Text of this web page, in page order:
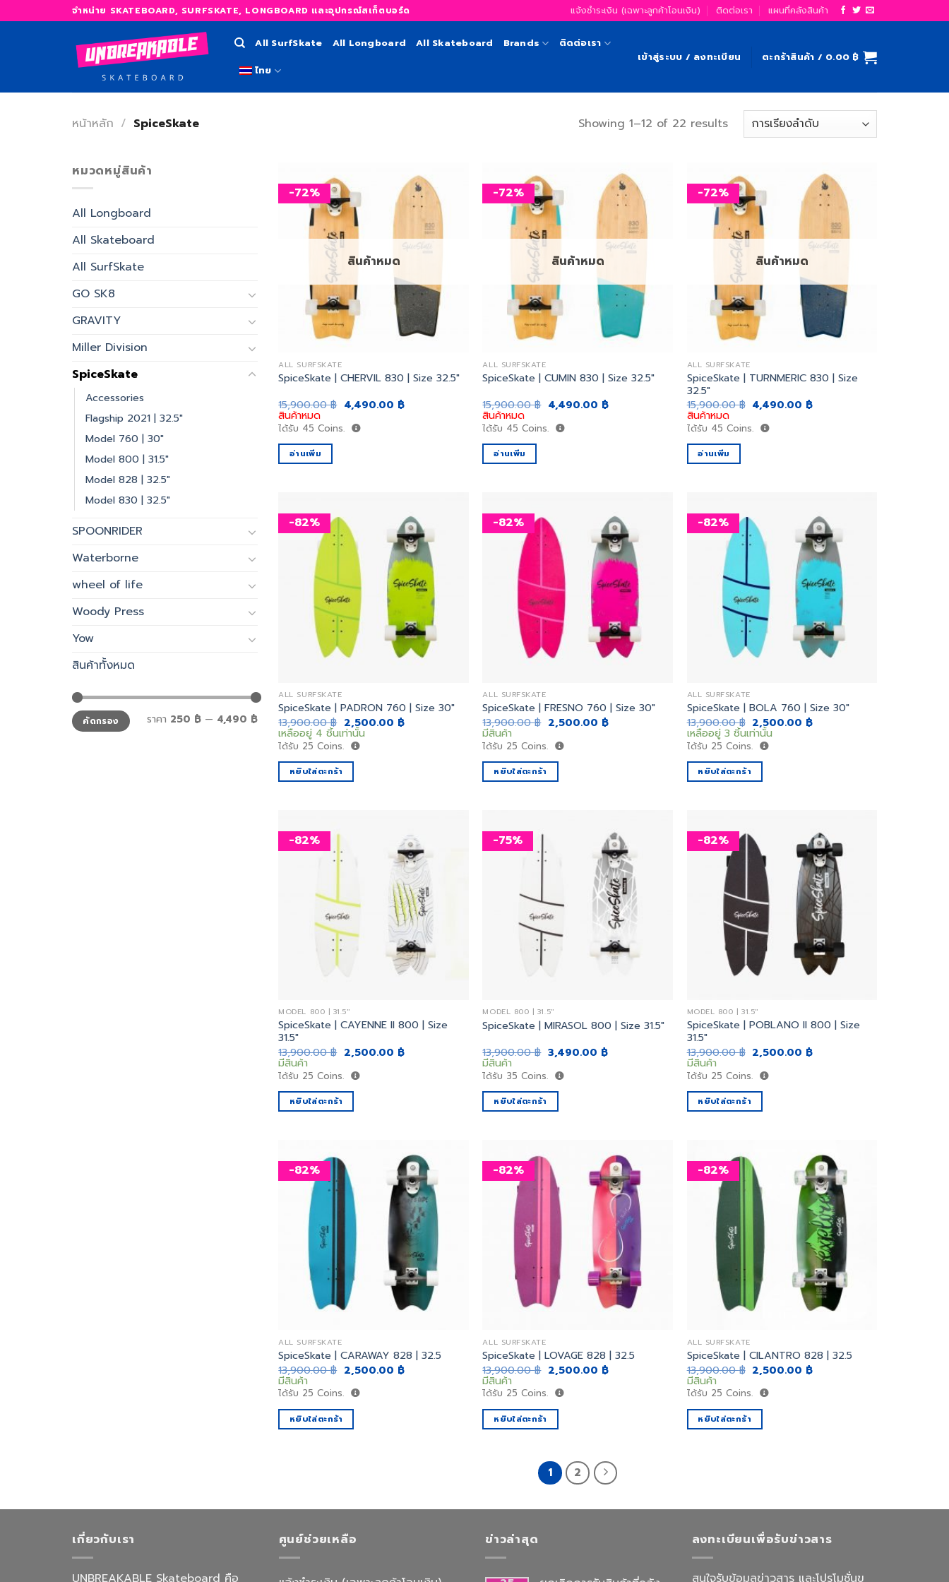
to
จำหน่าย SKATEBOARD, SURFSKATE, LONGBOARD และอุปกรณ์สเก็ตบอร์ด แจ้งชำระเงิน (เฉพาะลูกค้าโอนเงิน) ติดต่อเรา แผนที่คลังสินค้า
All SurfSkate All Longboard All Skateboard Brands ติดต่อเรา
ไทย
เข้าสู่ระบบ / ลงทะเบียน ตะกร้าสินค้า / 0.00 ฿
หน้าหลัก / SpiceSkate Showing 1–12 of 22 results
หมวดหมู่สินค้า
All Longboard
All Skateboard
All SurfSkate
GO SK8
GRAVITY
Miller Division
SpiceSkate
Accessories
Flagship 2021 | 32.5"
Model 760 | 30"
Model 800 | 31.5"
Model 828 | 32.5"
Model 830 | 32.5"
SPOONRIDER
Waterborne
wheel of life
Woody Press
Yow
สินค้าทั้งหมด
ราคา
ต่ำ
สุด
ราคา
สูงสุดคัดกรอง ราคา 250 ฿— 4,490 ฿
-72%
เพิ่ม
สิ่งที่
สินค้าหมด
ALL SURFSKATE
SpiceSkate | CHERVIL 830 | Size 32.5″
15,900.00฿ Original
price
was:
15,900.00 ฿.
4,490.00 ฿Current
สินค้าหมด
ได้รับ 45 Coins.
อ่านเพิ่ม
-72%
เพิ่ม
สิ่งที่
สินค้าหมด
ALL SURFSKATE
SpiceSkate | CUMIN 830 | Size 32.5″
15,900.00฿ Original
price
was:
15,900.00 ฿.
4,490.00 ฿Current
สินค้าหมด
ได้รับ 45 Coins.
อ่านเพิ่ม
-72%
สิ่งที่
สินค้าหมด
ALL SURFSKATE
SpiceSkate | TURNMERIC 830 | Size
32.5″
15,900.00฿ Original
price
was:
15,900.00 ฿.
4,490.00 ฿Current
สินค้าหมด
ได้รับ 45 Coins.
อ่านเพิ่ม
-82%
ALL SURFSKATE
SpiceSkate | PADRON 760 | Size 30″
13,900.00฿ Original
price
was:
13,900.00 ฿.
2,500.00 ฿Current
price
เหลืออยู่ 4 ชิ้นเท่านั้น
ได้รับ 25 Coins.
หยิบใส่ตะกร้า
-82%
ALL SURFSKATE
SpiceSkate | FRESNO 760 | Size 30″
13,900.00฿ Original
price
was:
13,900.00 ฿.
2,500.00 ฿Current
price
มีสินค้า
ได้รับ 25 Coins.
หยิบใส่ตะกร้า
-82%
ALL SURFSKATE
SpiceSkate | BOLA 760 | Size 30″
13,900.00฿ Original
price
was:
13,900.00 ฿.
2,500.00 ฿Current
price
เหลืออยู่ 3 ชิ้นเท่านั้น
ได้รับ 25 Coins.
หยิบใส่ตะกร้า
-82%
MODEL 800 | 31.5"
SpiceSkate | CAYENNE II 800 | Size
31.5″
13,900.00฿ Original
price
was:
13,900.00 ฿.
2,500.00 ฿Current
มีสินค้า
ได้รับ 25 Coins.
หยิบใส่ตะกร้า
-75%
MODEL 800 | 31.5"
SpiceSkate | MIRASOL 800 | Size 31.5″
13,900.00฿ Original
price
was:
13,900.00 ฿.
3,490.00 ฿Current
มีสินค้า
ได้รับ 35 Coins.
หยิบใส่ตะกร้า
-82%
MODEL 800 | 31.5"
SpiceSkate | POBLANO II 800 | Size
31.5″
13,900.00฿ Original
price
was:
13,900.00 ฿.
2,500.00 ฿Current
มีสินค้า
ได้รับ 25 Coins.
หยิบใส่ตะกร้า
-82%
ALL SURFSKATE
SpiceSkate | CARAWAY 828 | 32.5
13,900.00฿ Original
price
was:
13,900.00 ฿.
2,500.00 ฿Current
price
มีสินค้า
ได้รับ 25 Coins.
หยิบใส่ตะกร้า
-82%
ALL SURFSKATE
SpiceSkate | LOVAGE 828 | 32.5
13,900.00฿ Original
price
was:
13,900.00 ฿.
2,500.00 ฿Current
price
มีสินค้า
ได้รับ 25 Coins.
หยิบใส่ตะกร้า
-82%
อยาก
ALL SURFSKATE
SpiceSkate | CILANTRO 828 | 32.5
13,900.00฿ Original
price
was:
13,900.00 ฿.
2,500.00 ฿Current
price
มีสินค้า
ได้รับ 25 Coins.
หยิบใส่ตะกร้า
1 2
เกี่ยวกับเรา
UNBREAKABLE Skateboard คือ
ศูนย์ช่วยเหลือ ข่าวล่าสุด ลงทะเบียนเพื่อรับข่าวสาร
สนใจรับข้อมูลข่าวสาร และโปรโมชั่นข